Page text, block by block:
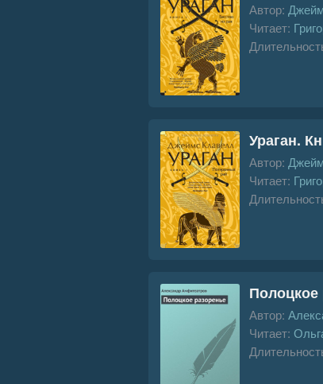
Автор:
Читает:
Ураган.
Автор:
Читает:
Полоцкое
Автор:
Читает: